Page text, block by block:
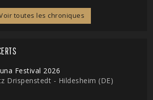
toutes les chroniques
Festival 2026
Drispenstedt - Hildesheim (DE)